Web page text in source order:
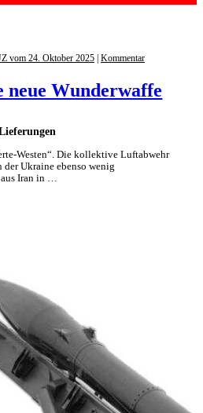
neue Wunderwaffe
vom 24. Oktober 2025 Kommentar
Westen“. Die kollektive Luftabwehr
der Ukraine ebenso wenig
aus Iran in …